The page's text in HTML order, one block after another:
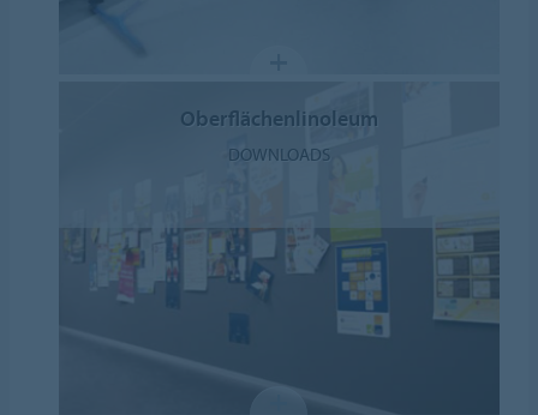
Oberflächenlinoleum
DOWNLOADS